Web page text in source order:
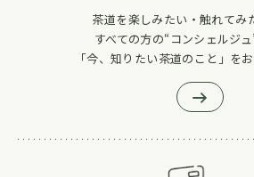
茶道を楽しみたい・触れてみ
すべての方の“コンシェルジュ
「今、知りたい茶道のこと」をお